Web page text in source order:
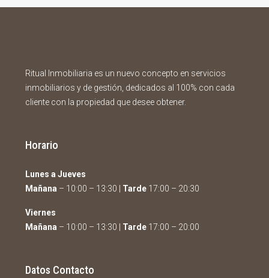
Ritual Inmobiliaria es un nuevo concepto en servicios
inmobiliarios y de gestión, dedicados al 100% con cada
cliente con la propiedad que desee obtener.
Horario
Lunes a Jueves
Mañana – 10:00 – 13:30 | Tarde 17:00 – 20:30
Viernes
Mañana – 10:00 – 13:30 | Tarde 17:00 – 20:00
Datos Contacto